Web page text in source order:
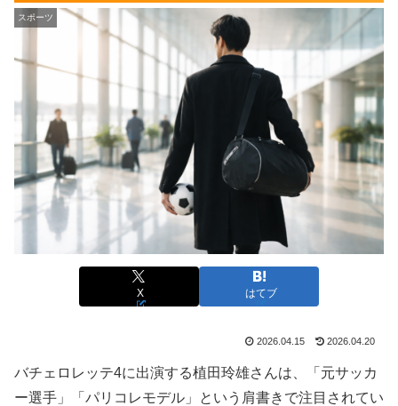
スポーツ
X はてブ
2026.04.15 2026.04.20
バチェロレッテ4に出演する植田玲雄さんは、「元サッカ
ー選手」「パリコレモデル」という肩書きで注目されてい